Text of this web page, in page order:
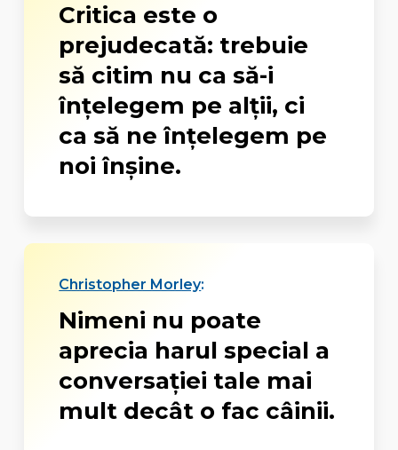
Critica este o
prejudecată: trebuie
să citim nu ca să-i
înţelegem pe alţii, ci
ca să ne înţelegem pe
noi înşine.
Christopher Morley:
Nimeni nu poate
aprecia harul special a
conversației tale mai
mult decât o fac câinii.